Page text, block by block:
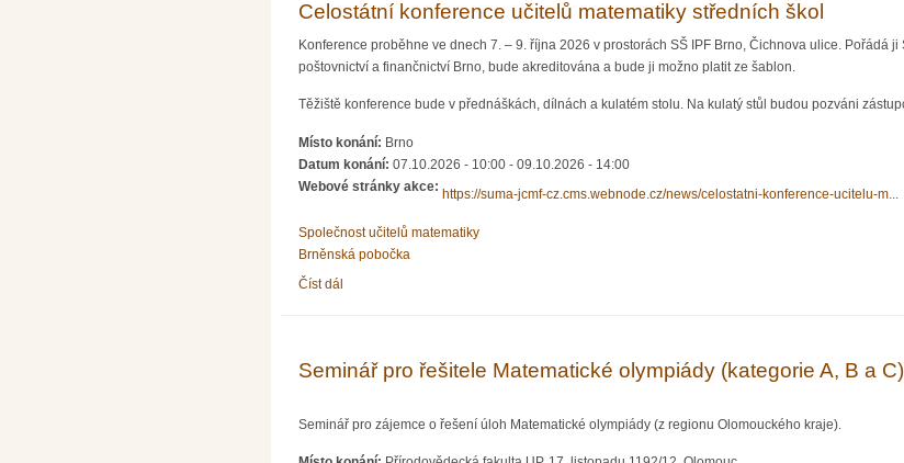
Celostátní konference učitelů matematiky středních škol
Konference proběhne ve dnech 7. – 9. října 2026 v prostorách SŠ IPF Brno, Čichnova ulice. Pořádá
poštovnictví a finančnictví Brno, bude akreditována a bude ji možno platit ze šablon.
Těžiště konference bude v přednáškách, dílnách a kulatém stolu. Na kulatý stůl budou pozváni
Místo konání: Brno
Datum konání: 07.10.2026 - 10:00 - 09.10.2026 - 14:00
Webové stránky akce:
https://suma-jcmf-cz.cms.webnode.cz/news/celostatni-konference-ucitelu-m...
Společnost učitelů matematiky
Brněnská pobočka
Číst dál
Seminář pro řešitele Matematické olympiády (kategorie A, B a C)
Seminář pro zájemce o řešení úloh Matematické olympiády (z regionu Olomouckého kraje).